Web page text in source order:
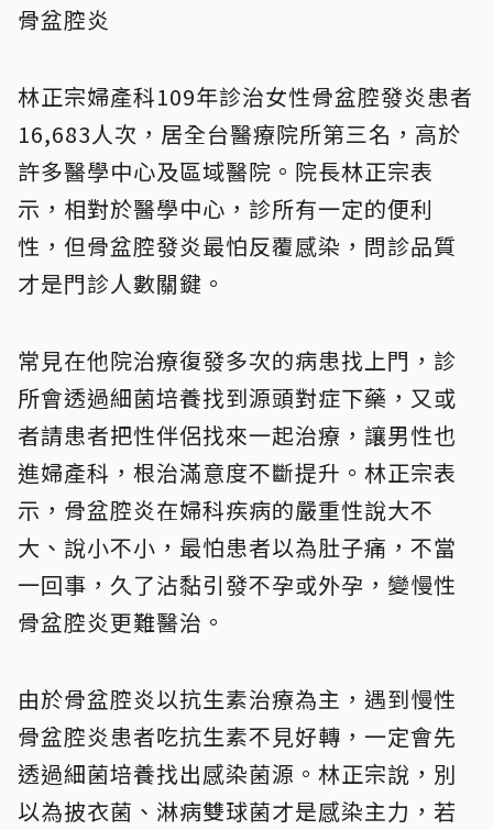
骨盆腔炎
林正宗婦產科109年診治女性骨盆腔發炎患者
16,683人次，居全台醫療院所第三名，高於
許多醫學中心及區域醫院。院長林正宗表
示，相對於醫學中心，診所有一定的便利
性，但骨盆腔發炎最怕反覆感染，問診品質
才是門診人數關鍵。
常見在他院治療復發多次的病患找上門，診
所會透過細菌培養找到源頭對症下藥，又或
者請患者把性伴侶找來一起治療，讓男性也
進婦產科，根治滿意度不斷提升。林正宗表
示，骨盆腔炎在婦科疾病的嚴重性說大不
大、說小不小，最怕患者以為肚子痛，不當
一回事，久了沾黏引發不孕或外孕，變慢性
骨盆腔炎更難醫治。
由於骨盆腔炎以抗生素治療為主，遇到慢性
骨盆腔炎患者吃抗生素不見好轉，一定會先
透過細菌培養找出感染菌源。林正宗說，別
以為披衣菌、淋病雙球菌才是感染主力， 若